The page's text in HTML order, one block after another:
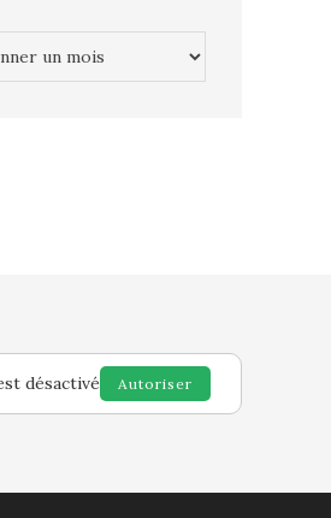
désactivé Autoriser